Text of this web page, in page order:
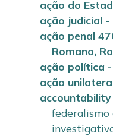
ação do
ação judicial -
ação penal
Romano,
ação política
ação
accountability
federalismo